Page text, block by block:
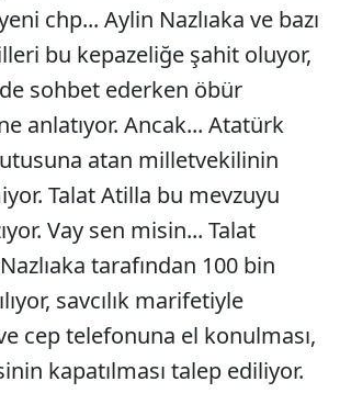
chp... Aylin Nazlıaka ve bazı
bu kepazeliğe şahit oluyor,
sohbet ederken öbür
anlatıyor. Ancak... Atatürk
atan milletvekilinin
Talat Atilla bu mevzuyu
Vay sen misin... Talat
tarafından 100 bin
savcılık marifetiyle
cep telefonuna el konulması,
kapatılması talep ediliyor.